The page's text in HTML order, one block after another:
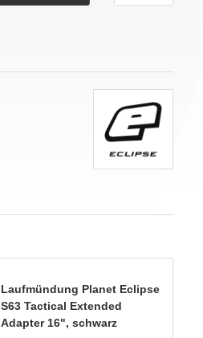
Laufmündung Planet Eclipse
S63 Tactical Extended
Adapter 16", schwarz